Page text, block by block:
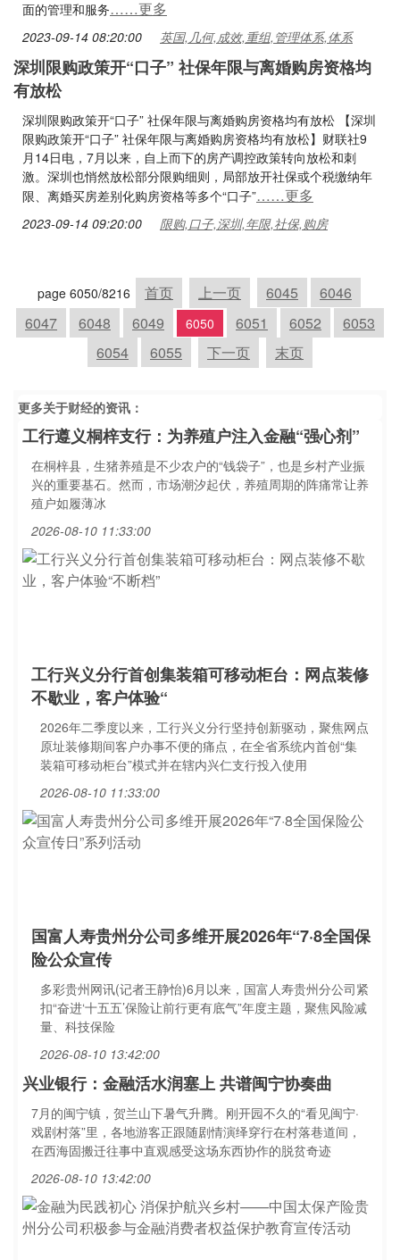
面的管理和服务……更多
2023-09-14 08:20:00 英国,几何,成效,重组,管理体系,体系
深圳限购政策开“口子” 社保年限与离婚购房资格均
有放松
深圳限购政策开“口子” 社保年限与离婚购房资格均有放松 【深圳
限购政策开“口子” 社保年限与离婚购房资格均有放松】财联社9
月14日电，7月以来，自上而下的房产调控政策转向放松和刺
激。深圳也悄然放松部分限购细则，局部放开社保或个税缴纳年
限、离婚买房差别化购房资格等多个“口子”……更多
2023-09-14 09:20:00 限购,口子,深圳,年限,社保,购房
page 6050/8216 首页 上一页 6045
6046
6047
6048 6049 6050 6051 6052
6053
6054
6055 下一页 末页
更多关于财经的资讯：
工行遵义桐梓支行：为养殖户注入金融“强心剂”
在桐梓县，生猪养殖是不少农户的“钱袋子”，也是乡村产业振
兴的重要基石。然而，市场潮汐起伏，养殖周期的阵痛常让养
殖户如履薄冰
2026-08-10 11:33:00
工行兴义分行首创集装箱可移动柜台：网点装修
不歇业，客户体验“
2026年二季度以来，工行兴义分行坚持创新驱动，聚焦网点
原址装修期间客户办事不便的痛点，在全省系统内首创“集
装箱可移动柜台”模式并在辖内兴仁支行投入使用
2026-08-10 11:33:00
国富人寿贵州分公司多维开展2026年“7·8全国保
险公众宣传
多彩贵州网讯(记者王静怡)6月以来，国富人寿贵州分公司紧
扣“奋进‘十五五’保险让前行更有底气”年度主题，聚焦风险减
量、科技保险
2026-08-10 13:42:00
兴业银行：金融活水润塞上 共谱闽宁协奏曲
7月的闽宁镇，贺兰山下暑气升腾。刚开园不久的“看见闽宁·
戏剧村落”里，各地游客正跟随剧情演绎穿行在村落巷道间，
在西海固搬迁往事中直观感受这场东西协作的脱贫奇迹
2026-08-10 13:42:00